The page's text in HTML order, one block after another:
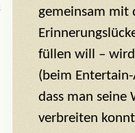
gemeinsam mit
füllen will –
(beim
dass man seine
verbreiten